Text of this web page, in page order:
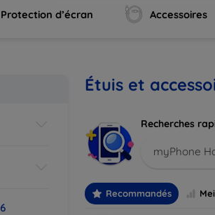
Protection d’écran Accessoires
6
Étuis et
Recherches
myPhone
Recommandés